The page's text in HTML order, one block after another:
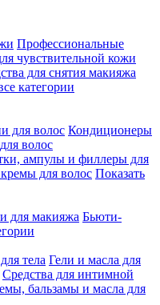
Профессиональные
чувствительной кожи
для снятия макияжа
категории
для волос Кондиционеры
волос
ампулы и филлеры для
для волос Показать
для макияжа Бьюти-
тела Гели и масла для
Средства для интимной
бальзамы и масла для